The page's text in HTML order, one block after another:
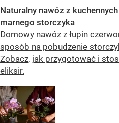
Naturalny nawóz z
marnego storczyka
Domowy nawóz z łupin
sposób na pobudzenie
Zobacz, jak przygotować i
eliksir.